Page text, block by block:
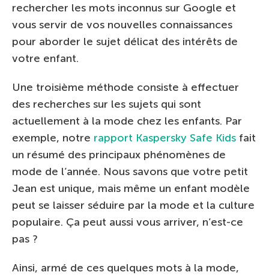
rechercher les mots inconnus sur Google et
vous servir de vos nouvelles connaissances
pour aborder le sujet délicat des intérêts de
votre enfant.
Une troisième méthode consiste à effectuer
des recherches sur les sujets qui sont
actuellement à la mode chez les enfants. Par
exemple, notre rapport Kaspersky Safe Kids fait
un résumé des principaux phénomènes de
mode de l’année. Nous savons que votre petit
Jean est unique, mais même un enfant modèle
peut se laisser séduire par la mode et la culture
populaire. Ça peut aussi vous arriver, n’est-ce
pas ?
Ainsi, armé de ces quelques mots à la mode,